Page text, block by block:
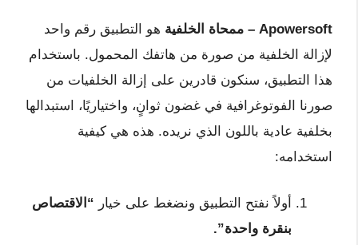
Apowersoft – ممحاة الخلفية
هو التطبيق رقم واحد
لإزالة الخلفية من صورة من هاتفك المحمول. باستخدام
هذا التطبيق، سنكون قادرين على إزالة الخلفيات من
صورنا الفوتوغرافية في غضون ثوانٍ، واختياريًا، استبدالها
بخلفية عادية باللون الذي نريده. هذه هي كيفية
استخدامه:
أولاً نفتح التطبيق ونضغط على خيار “الاقتصاص
بنقرة واحدة”.